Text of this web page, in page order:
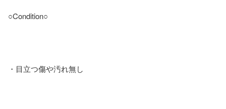
○Condition○
・目立つ傷や汚れ無し